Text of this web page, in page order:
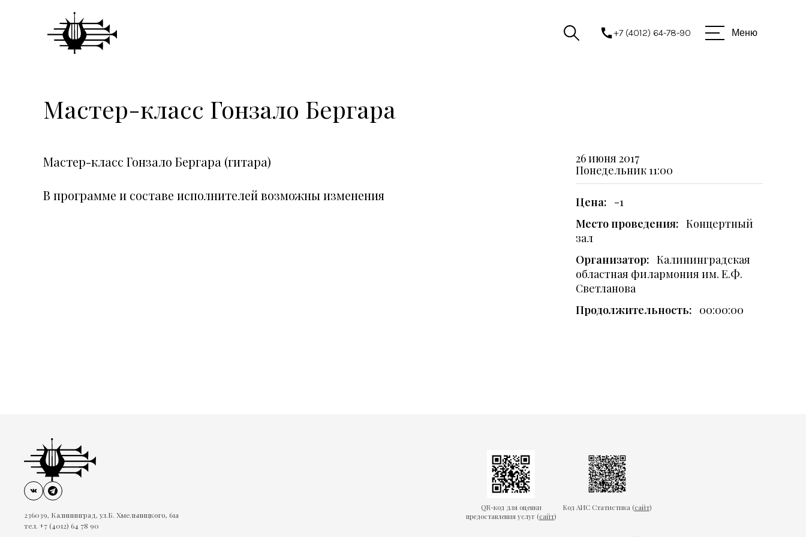
+7 (4012) 64-78-90 Меню
Мастер-класс Гонзало Бергара
Мастер-класс Гонзало Бергара (гитара)
В программе и составе исполнителей возможны изменения
26 июня 2017
Понедельник 11:00
Цена: -1
Место проведения: Концертный
зал
Организатор: Калининградская
областная филармония им. Е.Ф.
Светланова
Продолжительность: 00:00:00
236039, Калининград, ул.Б. Хмельницкого, 61а
тел. +7 (4012) 64 78 90
QR-код для оценки
предоставления услуг (сайт)
Код АИС Статистика (сайт)